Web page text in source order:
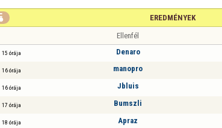
EREDMÉNYEK
Ellenfél
15 órája Denaro
16 órája manopro
16 órája Jbluis
17 órája Bumszli
18 órája Apraz